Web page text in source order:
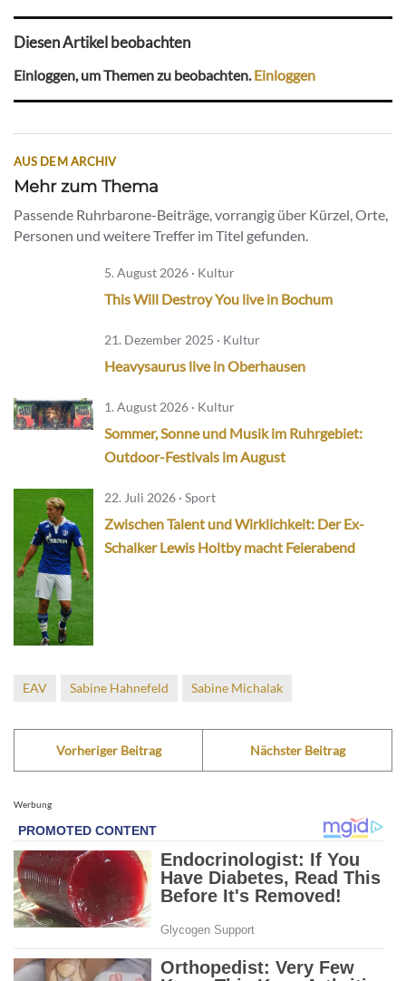
Diesen Artikel beobachten
Einloggen, um Themen zu beobachten.Einloggen
AUS DEM ARCHIV
Mehr zum Thema
Passende Ruhrbarone-Beiträge, vorrangig über Kürzel, Orte,
Personen und weitere Treffer im Titel gefunden.
5. August 2026 · Kultur
This Will Destroy You live in Bochum
21. Dezember 2025 · Kultur
Heavysaurus live in Oberhausen
1. August 2026 · Kultur
Sommer, Sonne und Musik im Ruhrgebiet:
Outdoor-Festivals im August
22. Juli 2026 · Sport
Zwischen Talent und Wirklichkeit: Der Ex-
Schalker Lewis Holtby macht Feierabend
EAV Sabine Hahnefeld Sabine Michalak
Vorheriger Beitrag Nächster Beitrag
Werbung